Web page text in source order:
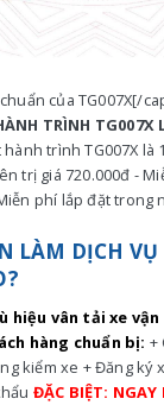
của TG007X[/
TRÌNH TG007X
trình TG007X là
trị giá 720.000đ -
phí lắp đặt trong
LÀM DỊCH VỤ
hiệu vân tải xe
hàng chuẩn bị: +
kiểm xe + Đăng ký
ĐẶC BIỆT: NGAY